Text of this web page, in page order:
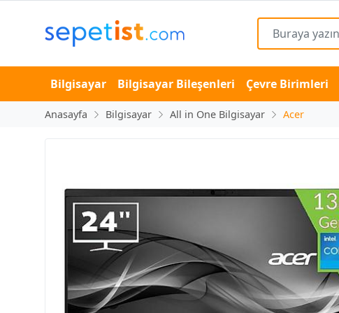
Bilgisayar Bilgisayar Bileşenleri Çevre Birimleri
Anasayfa Bilgisayar All in One Bilgisayar Acer